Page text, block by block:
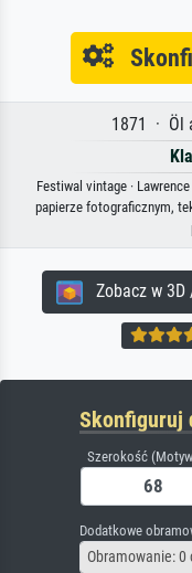
1871 · Öl
Festiwal vintage ·
papierze fotograficznym,
Zobacz w 3D
Skonfiguruj
Szerokość
Dodatkowe
Obramowanie: 0